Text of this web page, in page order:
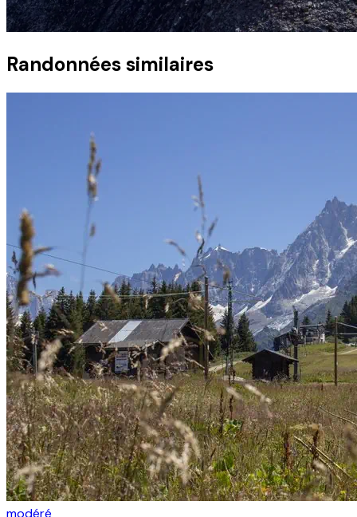
Randonnées similaires
modéré